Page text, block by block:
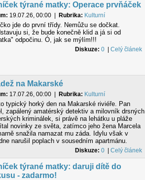
týrané matky: Operace prvňáček
19.07.26, 00:00| Rubrika: Kulturní
jde do první třídy. Nemůžu se dočkat.
si, že bude konečně klid a já si od
odpočinu. Ó, jak se mýlím!!!
Celý článek
Diskuze: 0|
na Makarské
17.07.26, 00:00| Rubrika: Kulturní
typický horký den na Makarské riviéře. Pan
zapálený amatérský detektiv a milovník drsných
kriminálek, si právě na lehátku u pláže
novinky ze světa, zatímco jeho žena Marcela
snažila namazat mu záda. Idylu však v
narušil poplach v sousedním apartmánu.
Celý článek
Diskuze: 0|
týrané matky: daruji dítě do
- zadarmo!